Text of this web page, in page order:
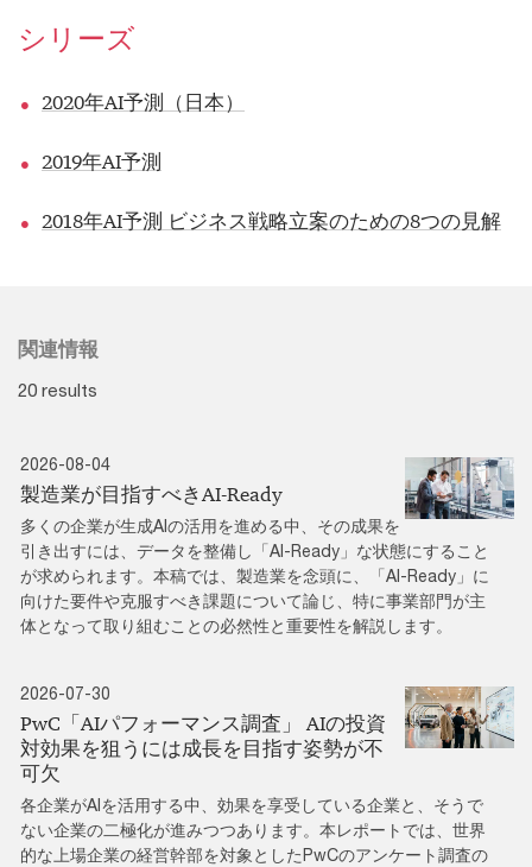
シリーズ
2020年AI予測（日本）
2019年AI予測
2018年AI予測 ビジネス戦略立案のための8つの見解
関連情報
20 results
2026-08-04
製造業が目指すべきAI-Ready
多くの企業が生成AIの活用を進める中、その成果を
引き出すには、データを整備し「AI-Ready」な状態にすること
が求められます。本稿では、製造業を念頭に、「AI-Ready」に
向けた要件や克服すべき課題について論じ、特に事業部門が主
体となって取り組むことの必然性と重要性を解説します。
2026-07-30
PwC「AIパフォーマンス調査」 AIの投資
対効果を狙うには成長を目指す姿勢が不
可欠
各企業がAIを活用する中、効果を享受している企業と、そうで
ない企業の二極化が進みつつあります。本レポートでは、世界
的な上場企業の経営幹部を対象としたPwCのアンケート調査の